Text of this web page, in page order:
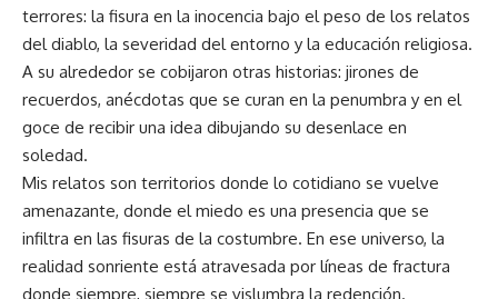
terrores: la fisura en la inocencia bajo el peso de los relatos
del diablo, la severidad del entorno y la educación religiosa.
A su alrededor se cobijaron otras historias: jirones de
recuerdos, anécdotas que se curan en la penumbra y en el
goce de recibir una idea dibujando su desenlace en
soledad.
Mis relatos son territorios donde lo cotidiano se vuelve
amenazante, donde el miedo es una presencia que se
infiltra en las fisuras de la costumbre. En ese universo, la
realidad sonriente está atravesada por líneas de fractura
donde siempre, siempre se vislumbra la redención.